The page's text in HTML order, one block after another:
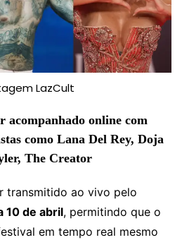
LazCult
acompanhado online com
como Lana Del Rey, Doja
The Creator
transmitido ao vivo pelo
10 de abril, permitindo que o
em tempo real mesmo